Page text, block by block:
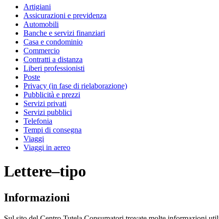
Artigiani
Assicurazioni e previdenza
Automobili
Banche e servizi finanziari
Casa e condominio
Commercio
Contratti a distanza
Liberi professionisti
Poste
Privacy (in fase di rielaborazione)
Pubblicità e prezzi
Servizi privati
Servizi pubblici
Telefonia
Tempi di consegna
Viaggi
Viaggi in aereo
Lettere–tipo
Informazioni